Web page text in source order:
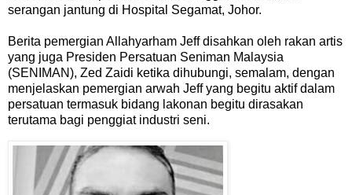
serangan jantung di Hospital Segamat, Johor.
Berita pemergian Allahyarham Jeff disahkan oleh rakan artis
yang juga Presiden Persatuan Seniman Malaysia
(SENIMAN), Zed Zaidi ketika dihubungi, semalam, dengan
menjelaskan pemergian arwah Jeff yang begitu aktif dalam
persatuan termasuk bidang lakonan begitu dirasakan
terutama bagi penggiat industri seni.